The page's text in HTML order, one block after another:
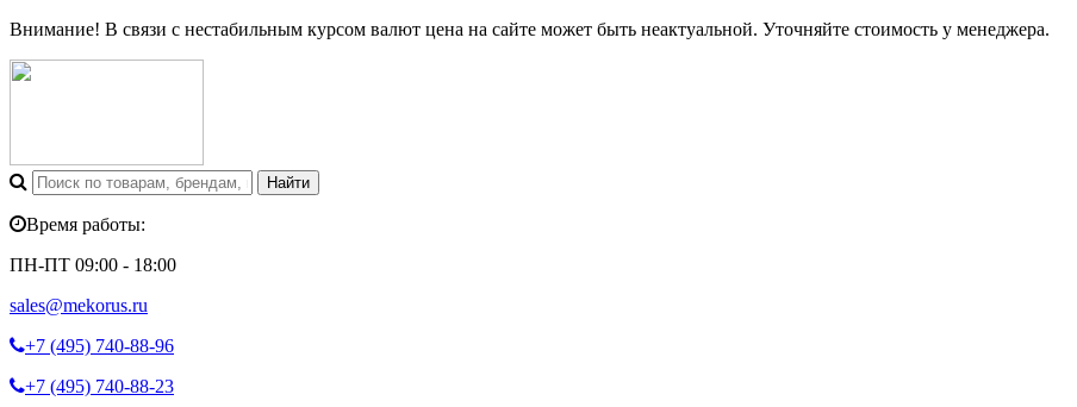
Внимание! В связи с нестабильным курсом валют цена на сайте может быть неактуальной. Уточняйте стоимость у менеджера.
Время работы:
ПН-ПТ 09:00 - 18:00
sales@mekorus.ru
+7 (495) 740-88-96
+7 (495) 740-88-23